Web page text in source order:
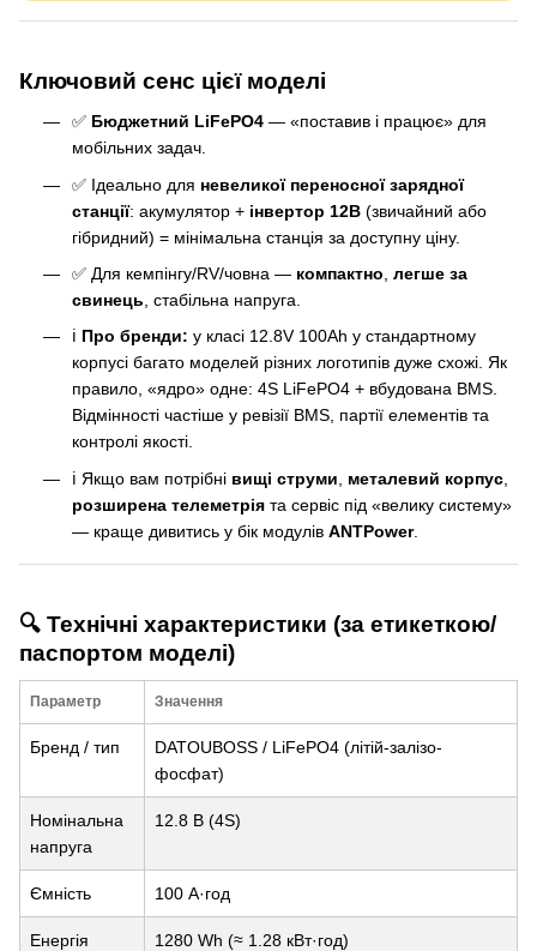
Ключовий сенс цієї моделі
✅ Бюджетний LiFePO4 — «поставив і працює» для
мобільних задач.
✅ Ідеально для невеликої переносної зарядної
станції: акумулятор + інвертор 12В (звичайний або
гібридний) = мінімальна станція за доступну ціну.
✅ Для кемпінгу/RV/човна — компактно легше за
свинець , стабільна напруга.
ℹ️ Про бренди: у класі 12.8V 100Ah у стандартному
корпусі багато моделей різних логотипів дуже схожі. Як
правило, «ядро» одне: 4S LiFePO4 + вбудована BMS.
Відмінності частіше у ревізії BMS, партії елементів та
контролі якості.
ℹ️ Якщо вам потрібні вищі струми металевий корпус
розширена телеметрія та сервіс під «велику систему»
— краще дивитись у бік модулів ANTPower.
🔍 Технічні характеристики (за етикеткою/
паспортом моделі)
Параметр Значення
Бренд / тип
DATOUBOSS / LiFePO4 (літій-залізо-
фосфат)
Номінальна
напруга
12.8 В (4S)
Ємність 100 А·год
Енергія 1280 Wh (≈ 1.28 кВт·год)